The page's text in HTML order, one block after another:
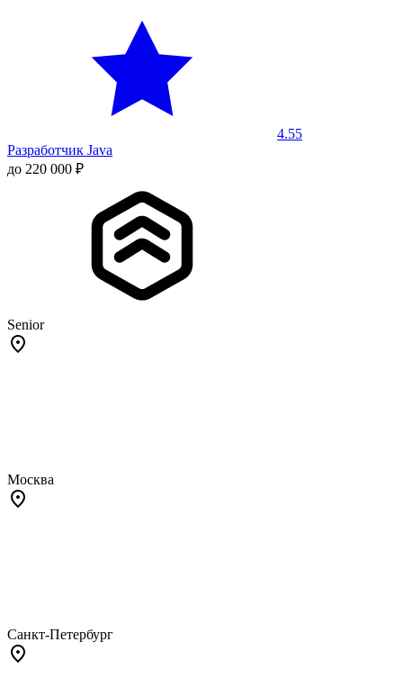
4.55
Разработчик Java
до 220 000 ₽
Senior
Москва
Санкт-Петербург